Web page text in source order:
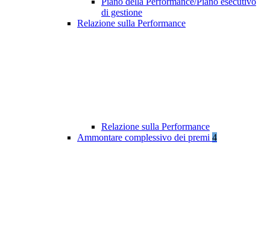
di gestione
Relazione sulla Performance
Relazione sulla Performance
Ammontare complessivo dei premi 4